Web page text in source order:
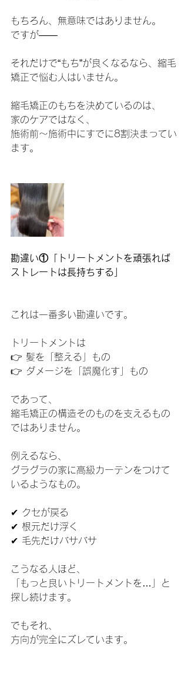
もちろん、無意味ではありません。
ですが――
それだけで“もち”が良くなるなら、縮毛
矯正で悩む人はいません。
縮毛矯正のもちを決めているのは、
家のケアではなく、
施術前〜施術中にすでに8割決まってい
ます。
勘違い①「トリートメントを頑張れば
ストレートは長持ちする」
これは一番多い勘違いです。
トリートメントは
👉 髪を「整える」もの
👉 ダメージを「誤魔化す」もの
であって、
縮毛矯正の構造そのものを支えるもの
ではありません。
例えるなら、
グラグラの家に高級カーテンをつけて
いるようなもの。
✔ クセが戻る
✔ 根元だけ浮く
✔ 毛先だけバサバサ
こうなる人ほど、
「もっと良いトリートメントを…」と
探し続けます。
でもそれ、
方向が完全にズレています。